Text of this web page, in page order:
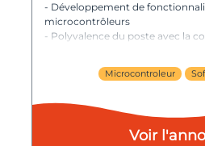
- Développement de
microcontrôleurs
- Polyvalence du poste avec la
Microcontroleur
Voir